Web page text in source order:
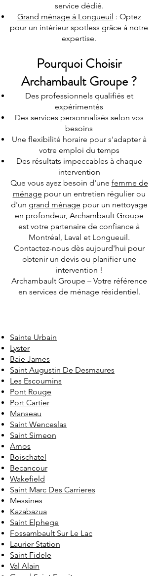
service dédié.
Grand ménage à Longueuil : Optez
pour un intérieur spotless grâce à notre
expertise.
Pourquoi Choisir
Archambault Groupe ?
Des professionnels qualifiés et
expérimentés
Des services personnalisés selon vos
besoins
Une flexibilité horaire pour s'adapter à
votre emploi du temps
Des résultats impeccables à chaque
intervention
Que vous ayez besoin d'une femme de
ménage pour un entretien régulier ou
d'un grand ménage pour un nettoyage
en profondeur, Archambault Groupe
est votre partenaire de confiance à
Montréal, Laval et Longueuil.
Contactez-nous dès aujourd'hui pour
obtenir un devis ou planifier une
intervention !
Archambault Groupe – Votre référence
en services de ménage résidentiel.
Sainte Urbain
Lyster
Baie James
Saint Augustin De Desmaures
Les Escoumins
Pont Rouge
Port Cartier
Manseau
Saint Wenceslas
Saint Simeon
Amos
Boischatel
Becancour
Wakefield
Saint Marc Des Carrieres
Messines
Kazabazua
Saint Elphege
Fossambault Sur Le Lac
Laurier Station
Saint Fidele
Val Alain